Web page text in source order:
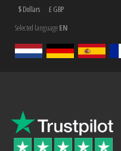
$ Dollars
£ GBP
Selected languageEN